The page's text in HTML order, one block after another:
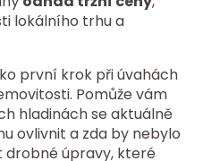
lokálního trhu a
první krok při úvahách
Pomůže vám
hladinách se aktuálně
ovlivnit a zda by nebylo
úpravy, které